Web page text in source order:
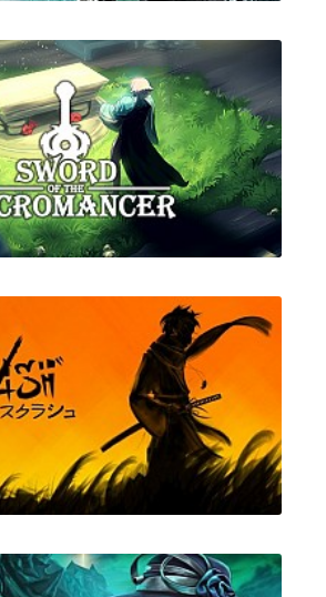
Ghost Recon Advanced
Warfighter
the Necromancer